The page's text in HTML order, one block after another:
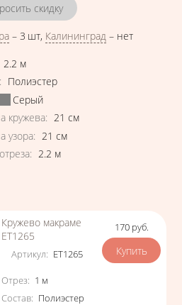
скидку
–3 шт, Калининград – нет
2.2 м
: Полиэстер
Серый
кружева: 21 см
узора: 21 см
: 2.2 м
Кружево макраме
ЕТ1265
Артикул: ЕТ1265
Характеристики
Отрез: 1 м
Состав: Полиэстер
Цена
170 руб.